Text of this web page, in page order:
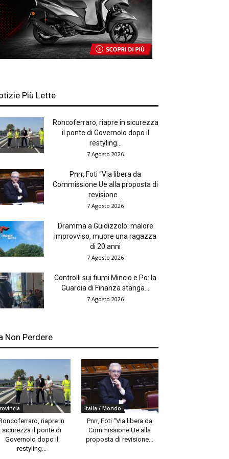
Più Lette
Roncoferraro, riapre in sicurezza
il ponte di Governolo dopo il
restyling...
7 Agosto 2026
Pnrr, Foti “Via libera da
Commissione Ue alla proposta di
revisione...
7 Agosto 2026
Dramma a Guidizzolo: malore
improvviso, muore una ragazza
di 20 anni
7 Agosto 2026
Controlli sui fiumi Mincio e Po: la
Guardia di Finanza stanga...
7 Agosto 2026
Non Perdere
riapre in
sicurezza il ponte di
Governolo dopo il
restyling...
Italia / Mondo
Pnrr, Foti “Via libera da
Commissione Ue alla
proposta di revisione...